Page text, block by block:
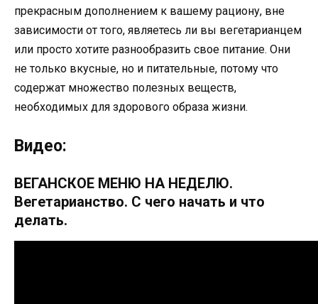
прекрасным дополнением к вашему рациону, вне
зависимости от того, являетесь ли вы вегетарианцем
или просто хотите разнообразить свое питание. Они
не только вкусные, но и питательные, потому что
содержат множество полезных веществ,
необходимых для здорового образа жизни.
Видео:
ВЕГАНСКОЕ МЕНЮ НА НЕДЕЛЮ.
Вегетарианство. С чего начать и что
делать.